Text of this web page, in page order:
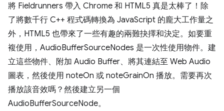
將 Fieldrunners 帶入 Chrome 和 HTML5 真是太棒了！除
了將數千行 C++ 程式碼轉換為 JavaScript 的龐大工作量之
外，HTML5 也帶來了一些有趣的兩難抉擇和決定。如要重
複使用，AudioBufferSourceNodes 是一次性使用物件。建
立這些物件、附加 Audio Buffer、將其連結至 Web Audio
圖表，然後使用 noteOn 或 noteGrainOn 播放。需要再次
播放該音效嗎？然後建立另一個
AudioBufferSourceNode。